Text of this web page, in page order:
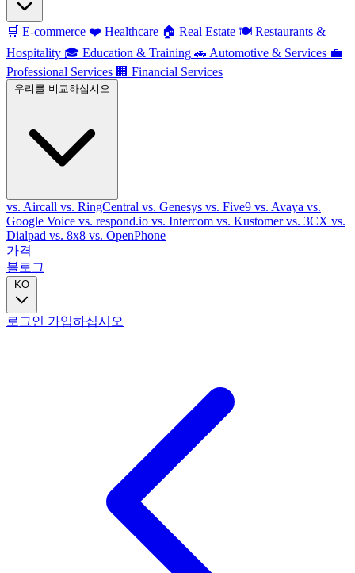
🛒 E-commerce ❤️ Healthcare 🏠 Real Estate 🍽️ Restaurants &
Hospitality 🎓 Education & Training 🚗 Automotive & Services 💼
Professional Services 🏢 Financial Services
우리를 비교하십시오
vs. Aircall vs. RingCentral vs. Genesys vs. Five9 vs. Avaya vs.
Google Voice vs. respond.io vs. Intercom vs. Kustomervs. 3CX vs.
Dialpad vs. 8x8 vs. OpenPhone
가격
블로그
KO
로그인 가입하십시오